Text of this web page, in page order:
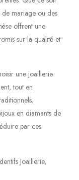
de mariage ou des
offrent une
sur la qualité et
une joaillerie
tout en
en diamants de
par ces
Joaillerie,